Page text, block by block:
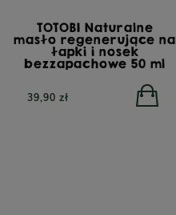
TOTOBI Naturalne
masło regenerujące na
łapki i nosek
bezzapachowe 50 ml
39,90 zł